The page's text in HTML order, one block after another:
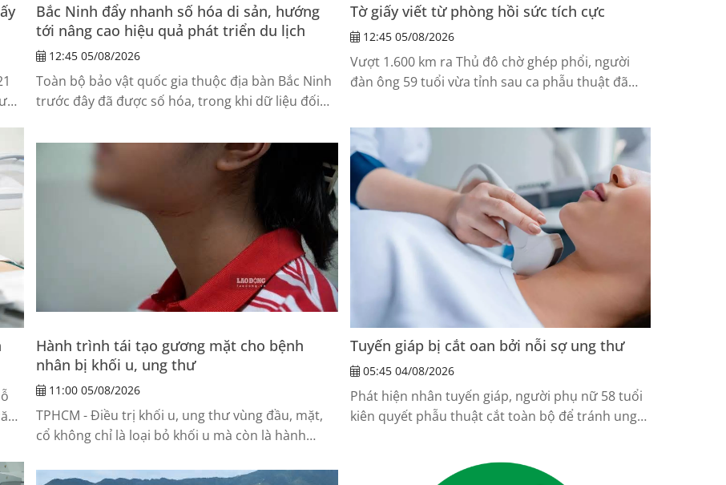
Bắc Ninh đẩy nhanh số hóa di sản, hướng
tới nâng cao hiệu quả phát triển du lịch
12:45 05/08/2026
Toàn bộ bảo vật quốc gia thuộc địa bàn Bắc Ninh
trước đây đã được số hóa, trong khi dữ liệu đối
cũ mới được cập nhật ở mức hình ảnh.
Tờ giấy viết từ phòng hồi sức tích cực
12:45 05/08/2026
Vượt 1.600 km ra Thủ đô chờ ghép phổi, người
đàn ông 59 tuổi vừa tỉnh sau ca phẫu thuật đã
Hành trình tái tạo gương mặt cho bệnh
nhân bị khối u, ung thư
11:00 05/08/2026
TPHCM - Điều trị khối u, ung thư vùng đầu, mặt,
cổ không chỉ là loại bỏ khối u mà còn là hành
Tuyến giáp bị cắt oan bởi nỗi sợ ung thư
05:45 04/08/2026
Phát hiện nhân tuyến giáp, người phụ nữ 58 tuổi
kiên quyết phẫu thuật cắt toàn bộ để tránh ung